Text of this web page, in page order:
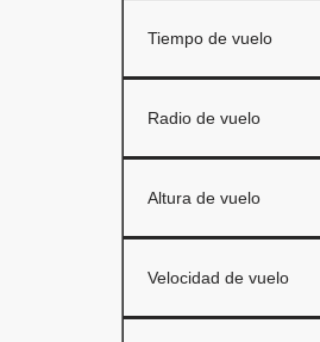
Tiempo de vuelo
Radio de vuelo
Altura de vuelo
Velocidad de vuelo